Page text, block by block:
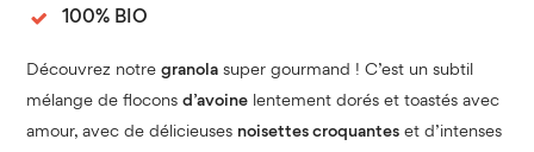
100% BIO
Découvrez notregranola super gourmand ! C’est un subtil
mélange de floconsd’avoine lentement dorés et toastés avec
amour, avec de délicieuses noisettes croquantes et d’intenses